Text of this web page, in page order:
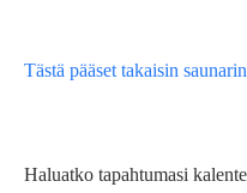
Tästä pääset takaisin
Haluatko tapahtumasi